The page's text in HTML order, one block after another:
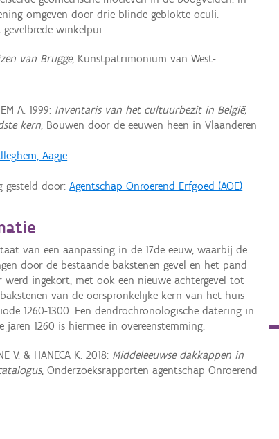
omgeven door drie blinde geblokte oculi.
winkelpui.
van Brugge, Kunstpatrimonium van West-
A. 1999: Inventaris van het cultuurbezit in België,
kern, Bouwen door de eeuwen heen in Vlaanderen
Aagje
gesteld door:Agentschap Onroerend Erfgoed (AOE)
van een aanpassing in de 17de eeuw, waarbij de
door de bestaande bakstenen gevel en het pand
werd ingekort, met ook een nieuwe achtergevel tot
van de oorspronkelijke kern van het huis
1260-1300. Een dendrochronologische datering in
1260 is hiermee in overeenstemming.
V. & HANECA K. 2018: Middeleeuwse dakkappen in
, Onderzoeksrapporten agentschap Onroerend